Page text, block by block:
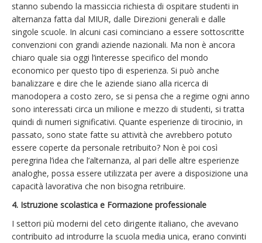
stanno subendo la massiccia richiesta di ospitare studenti in
alternanza fatta dal MIUR, dalle Direzioni generali e dalle
singole scuole. In alcuni casi cominciano a essere sottoscritte
convenzioni con grandi aziende nazionali. Ma non è ancora
chiaro quale sia oggi l’interesse specifico del mondo
economico per questo tipo di esperienza. Si può anche
banalizzare e dire che le aziende siano alla ricerca di
manodopera a costo zero, se si pensa che a regime ogni anno
sono interessati circa un milione e mezzo di studenti, si tratta
quindi di numeri significativi. Quante esperienze di tirocinio, in
passato, sono state fatte su attività che avrebbero potuto
essere coperte da personale retribuito? Non è poi così
peregrina l’idea che l’alternanza, al pari delle altre esperienze
analoghe, possa essere utilizzata per avere a disposizione una
capacità lavorativa che non bisogna retribuire.
4. Istruzione scolastica e Formazione professionale
I settori più moderni del ceto dirigente italiano, che avevano
contribuito ad introdurre la scuola media unica, erano convinti